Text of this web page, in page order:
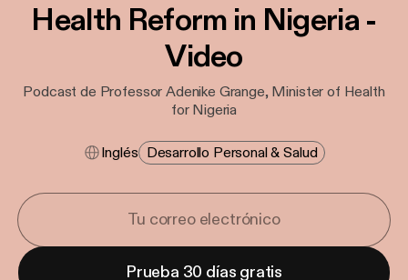
Health Reform in Nigeria -
Video
Podcast de Professor Adenike Grange, Minister of Health
for Nigeria
Inglés Desarrollo Personal & Salud
Prueba 30 días gratis